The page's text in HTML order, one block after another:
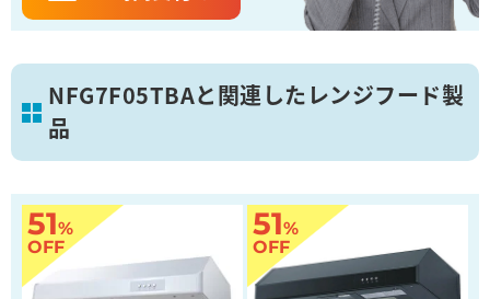
NFG7F05TBAと関連したレンジフード製
品
51%
OFF
51%
OFF